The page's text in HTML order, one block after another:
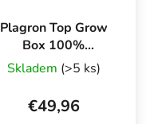
Plagron Top Grow
Box 100%
Natural, sada
hnojív
Skladem (>5 ks)
€49,96